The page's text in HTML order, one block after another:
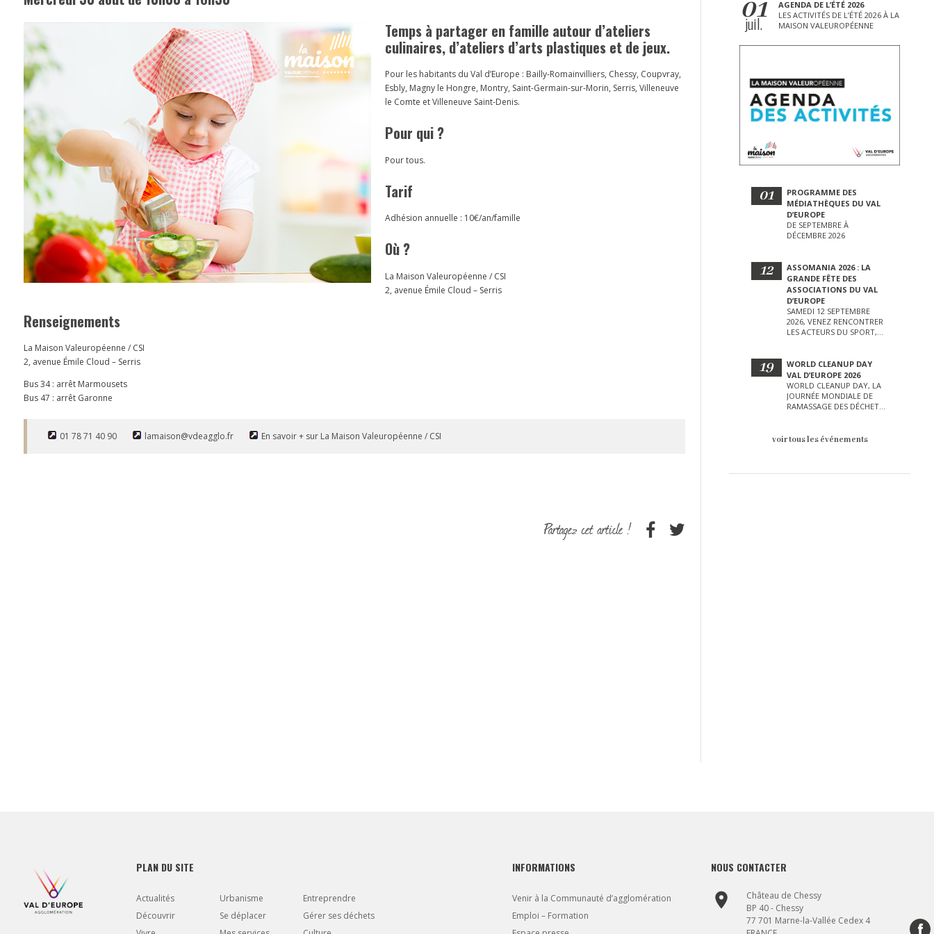
Temps à partager en famille autour d’ateliers
culinaires, d’ateliers d’arts plastiques et de jeux.
Pour les habitants du Val d’Europe : Bailly-Romainvilliers, Chessy, Coupvray,
Esbly, Magny le Hongre, Montry, Saint-Germain-sur-Morin, Serris, Villeneuve
le Comte et Villeneuve Saint-Denis.
Pour qui ?
Pour tous.
Tarif
Adhésion annuelle : 10€/an/famille
Où ?
La Maison Valeuropéenne / CSI
2, avenue Émile Cloud – Serris
Renseignements
La Maison Valeuropéenne / CSI
2, avenue Émile Cloud – Serris
Bus 34 : arrêt Marmousets
Bus 47 : arrêt Garonne
01 78 71 40 90 lamaison@vdeagglo.fr En savoir + sur La Maison Valeuropéenne / CSI
01
juil.
AGENDA DE L’ÉTÉ 2026
LES ACTIVITÉS DE L’ÉTÉ 2026 À LA
MAISON VALEUROPÉENNE
01
PROGRAMME DES
MÉDIATHÈQUES DU VAL
D’EUROPE
DE SEPTEMBRE À
DÉCEMBRE 2026
12
ASSOMANIA 2026 : LA
GRANDE FÊTE DES
ASSOCIATIONS DU VAL
D’EUROPE
SAMEDI 12 SEPTEMBRE
2026, VENEZ RENCONTRER
LES ACTEURS DU SPORT,
D’AUTRES LORS DE CETTE
JOURNÉE EXCEPTIONNELLE.
19
WORLD CLEANUP DAY
VAL D’EUROPE 2026
WORLD CLEANUP DAY, LA
JOURNÉE MONDIALE DE
RAMASSAGE DES DÉCHETS
D’EUROPE !
voir tous les événements
PLAN DU SITE
Actualités
Découvrir
Urbanisme
Se déplacer
Entreprendre
Gérer ses déchets
INFORMATIONS
Venir à la Communauté d’agglomération
Emploi – Formation
NOUS CONTACTER
place
Château de Chessy
BP 40 - Chessy
77 701 Marne-la-Vallée Cedex 4